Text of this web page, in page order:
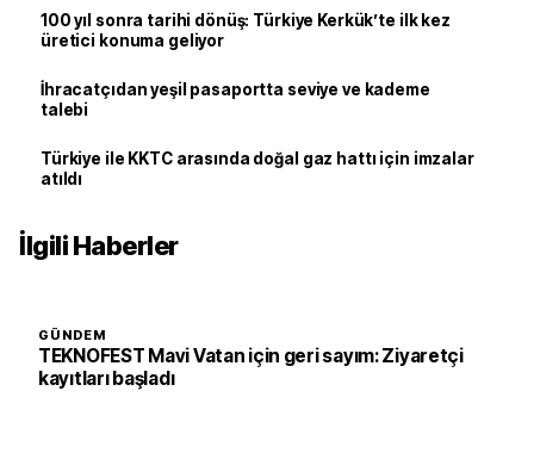
100 yıl sonra tarihi dönüş: Türkiye Kerkük’te ilk kez
üretici konuma geliyor
İhracatçıdan yeşil pasaportta seviye ve kademe
talebi
Türkiye ile KKTC arasında doğal gaz hattı için imzalar
atıldı
İlgili Haberler
GÜNDEM
TEKNOFEST Mavi Vatan için geri sayım: Ziyaretçi
kayıtları başladı